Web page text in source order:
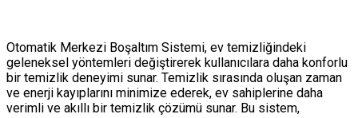
Otomatik Merkezi Boşaltım Sistemi, ev temizliğindeki
geleneksel yöntemleri değiştirerek kullanıcılara daha konforlu
bir temizlik deneyimi sunar. Temizlik sırasında oluşan zaman
ve enerji kayıplarını minimize ederek, ev sahiplerine daha
verimli ve akıllı bir temizlik çözümü sunar. Bu sistem,